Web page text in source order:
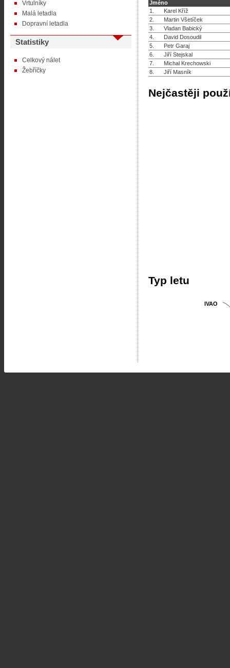
Vrtulníky
Malá letadla
Dopravní letadla
Statistiky
Celkový nálet
Žebříčky
Jméno
1.
Karel Kříž
2.
Martin Všetíček
3.
Vladan Babický
4.
David Dosoudil
5.
Petr Garaj
6.
Jiří Stejskal
7.
Michal Krechowski
8.
Jiří Masník
Nejčastěji
Typ letu
IVAO
IVAO